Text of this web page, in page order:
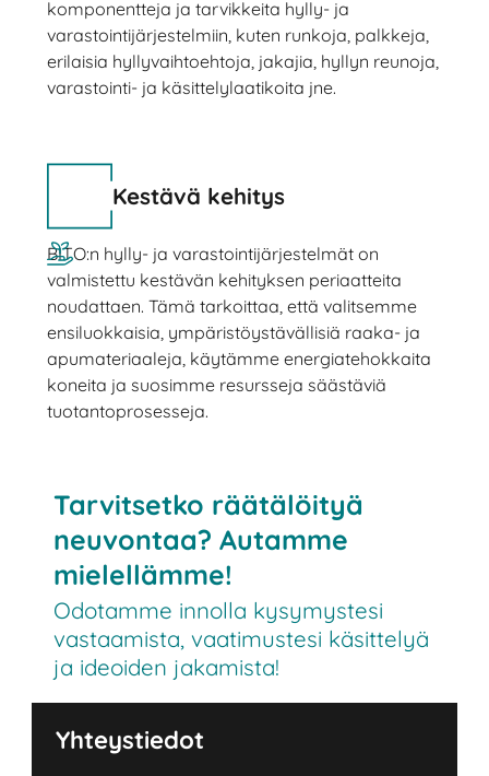
komponentteja ja tarvikkeita hylly- ja
varastointijärjestelmiin, kuten runkoja, palkkeja,
erilaisia hyllyvaihtoehtoja, jakajia, hyllyn reunoja,
varastointi- ja käsittelylaatikoita jne.
Kestävä kehitys
BITO:n hylly- ja varastointijärjestelmät on
valmistettu kestävän kehityksen periaatteita
noudattaen. Tämä tarkoittaa, että valitsemme
ensiluokkaisia, ympäristöystävällisiä raaka- ja
apumateriaaleja, käytämme energiatehokkaita
koneita ja suosimme resursseja säästäviä
tuotantoprosesseja.
Tarvitsetko räätälöityä
neuvontaa? Autamme
mielellämme!
Odotamme innolla kysymystesi
vastaamista, vaatimustesi käsittelyä
ja ideoiden jakamista!
Yhteystiedot